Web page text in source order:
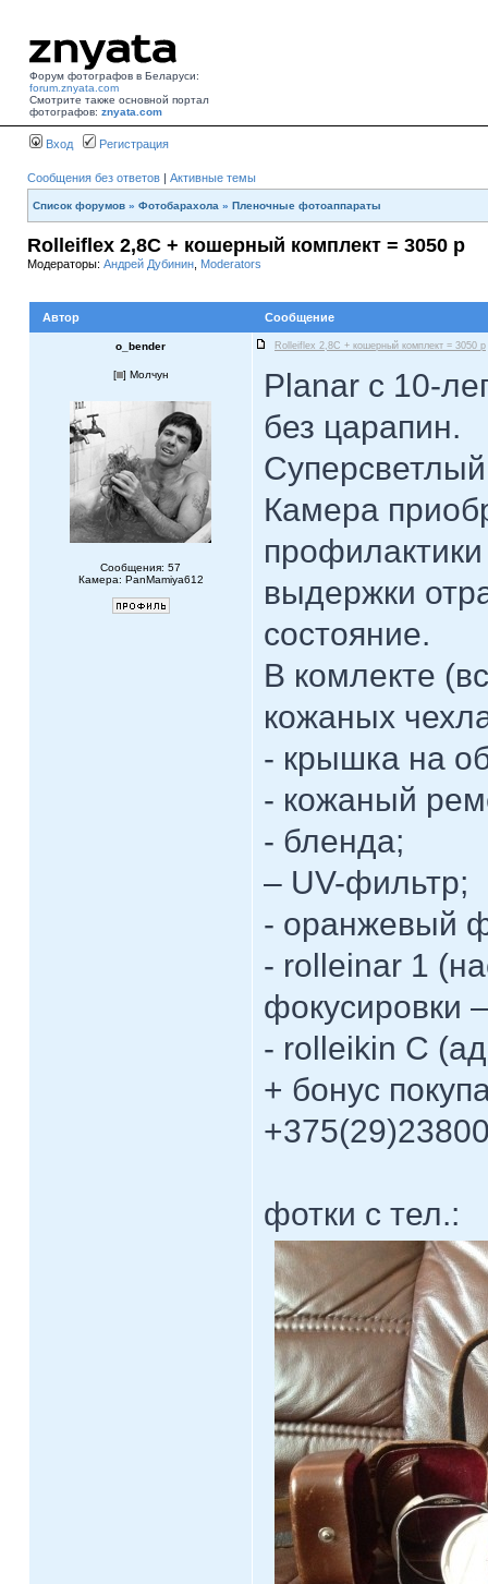
Форум фотографов в Беларуси:
forum.znyata.com
Смотрите также основной портал
фотографов: znyata.com
Вход Регистрация
Сообщения без ответов | Активные темы
Список форумов » Фотобарахола » Пленочные фотоаппараты
Rolleiflex 2,8C + кошерный комплект = 3050 р
Модераторы: Андрей Дубинин Moderators
Автор Сообщение
o_bender Rolleiflex 2,8C + кошерный комплект = 3050 р
[ ] Молчун
Сообщения: 57
Камера: PanMamiya612
Planar с 10-
без царапин.
Камера
выдержки
состояние.
В комлекте
кожаных
- крышка на
- кожаный
- бленда;
– UV-фильтр;
- оранжевый
- rolleinar 1
фокусировки
- rolleikin C
+ бонус
фотки с тел.: